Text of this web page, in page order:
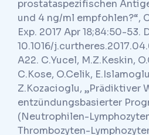
prostataspezifischen
und 4 ng/ml empfohlen?“,
Exp. 2017 Apr 18;84:50-53.
10.1016/
A22. C.Yucel, M.Z.Keskin,
C.Kose, O.Celik,
Z.Kozacioglu, „Prädiktiver
entzündungsbasierter
(Neutrophilen-
Thrombozyten-